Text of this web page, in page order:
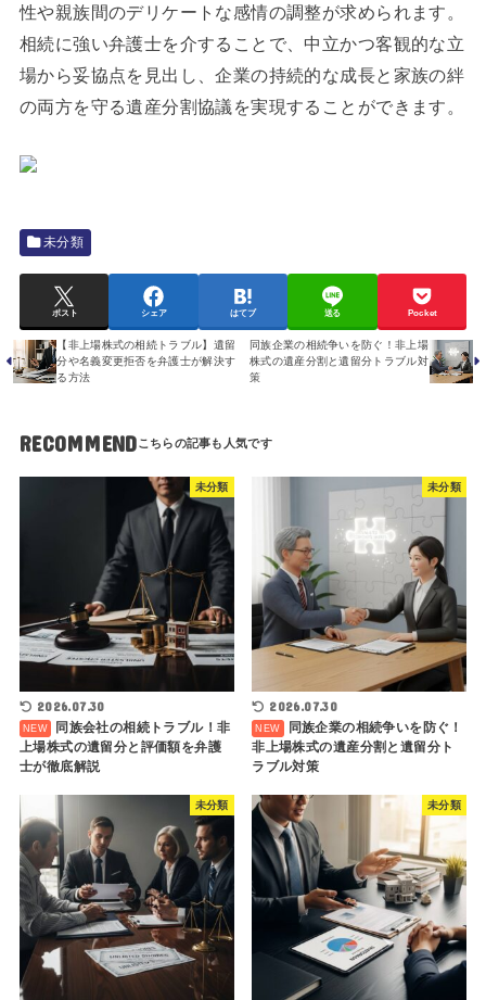
性や親族間のデリケートな感情の調整が求められます。
相続に強い弁護士を介することで、中立かつ客観的な立
場から妥協点を見出し、企業の持続的な成長と家族の絆
の両方を守る遺産分割協議を実現することができます。
未分類
ポスト シェア はてブ 送る Pocket
【非上場株式の相続トラブル】遺留
分や名義変更拒否を弁護士が解決す
る方法
同族企業の相続争いを防ぐ！非上場
株式の遺産分割と遺留分トラブル対
策
RECOMMEND
未分類
2026.07.30
同族会社の相続トラブル！非
上場株式の遺留分と評価額を弁護
士が徹底解説
未分類
2026.07.30
同族企業の相続争いを防ぐ！
非上場株式の遺産分割と遺留分ト
ラブル対策
未分類 未分類